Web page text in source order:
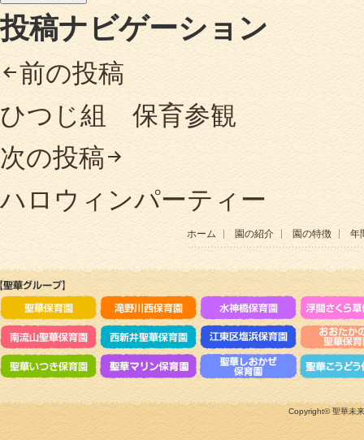
投稿ナビゲーション
前の投稿
ひつじ組 保育参観
次の投稿
ハロウィンパーティー
ホーム 園の紹介 園の特徴 年
Copyright©聖華未